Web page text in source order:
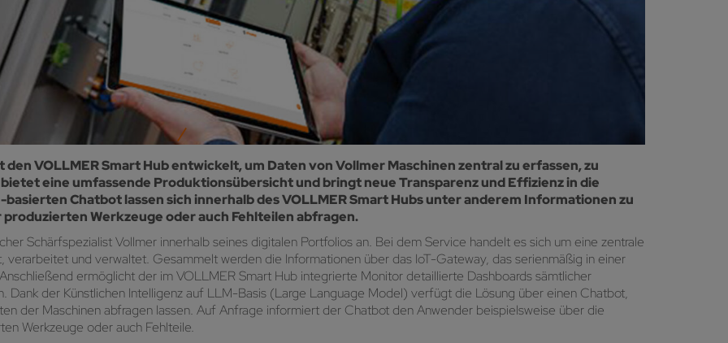
VOLLMER Smart Hub entwickelt, um Daten von Vollmer Maschinen zentral zu erfassen, zu
eine umfassende Produktionsübersicht und bringt neue Transparenz und Effizienz in die
Chatbot lassen sich innerhalb des VOLLMER Smart Hubs unter anderem Informationen zu
Werkzeuge oder auch Fehlteilen abfragen.
Schärfspezialist Vollmer innerhalb seines digitalen Portfolios an. Bei dem Service handelt es sich um eine zentrale
und verwaltet. Gesammelt werden die Informationen über das IoT-Gateway, das serienmäßig in einer
ermöglicht der im VOLLMER Smart Hub integrierte Monitor detaillierte Dashboards sämtlicher
Dank der Künstlichen Intelligenz auf LLM-Basis (Large Language Model) verfügt die Lösung über einen Chatbot,
der Maschinen abfragen lassen. Auf Anfrage informiert der Chatbot den Anwender beispielsweise über die
Werkzeuge oder auch Fehlteile.